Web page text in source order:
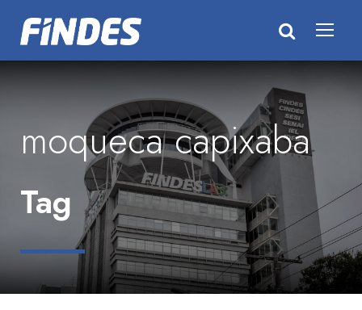
moqueca capixaba
Tag